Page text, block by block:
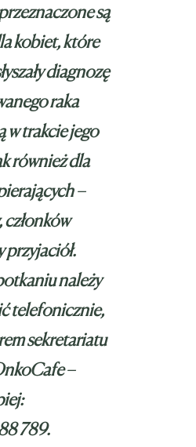
są
kobiet, które
diagnozę
raka
w trakcie jego
również dla
–
przyjaciół.
należy
telefonicznie,
sekretariatu
–
789.